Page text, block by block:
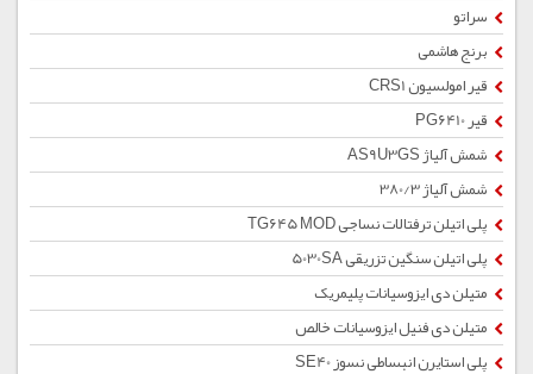
سراتو
برنج هاشمی
قیر امولسیون CRS1
قیر PG6410
شمش آلیاژ AS9U3GS
شمش آلیاژ 380/3
پلی اتیلن ترفتالات نساجی TG645 MOD
پلی اتیلن سنگین تزریقی 5030SA
متیلن دی ایزوسیانات پلیمریک
متیلن دی فنیل ایزوسیانات خالص
پلی استایرن انبساطی نسوز SE40